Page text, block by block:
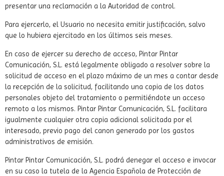
presentar una reclamación a la Autoridad de control.
Para ejercerlo, el Usuario no necesita emitir justificación, salvo
que lo hubiera ejercitado en los últimos seis meses.
En caso de ejercer su derecho de acceso, Pintar Pintar
Comunicación, S.L. está legalmente obligado a resolver sobre la
solicitud de acceso en el plazo máximo de un mes a contar desde
la recepción de la solicitud, facilitando una copia de los datos
personales objeto del tratamiento o permitiéndote un acceso
remoto a los mismos. Pintar Pintar Comunicación, S.L. facilitara
igualmente cualquier otra copia adicional solicitada por el
interesado, previo pago del canon generado por los gastos
administrativos de emisión.
Pintar Pintar Comunicación, S.L. podrá denegar el acceso e invocar
en su caso la tutela de la Agencia Española de Protección de